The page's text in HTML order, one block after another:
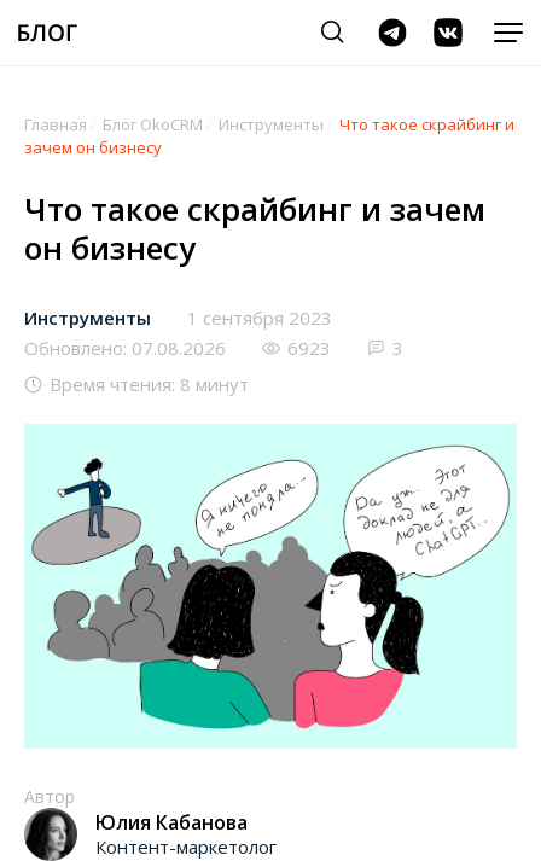
Главная Блог OkoCRM Инструменты
Что такое скрайбинг и
зачем он бизнесу
Что такое скрайбинг и зачем
он бизнесу
Инструменты
1 сентября 2023
Обновлено: 07.08.2026
6923
3
Время чтения: 8 минут
Автор
Юлия Кабанова
Контент-маркетолог